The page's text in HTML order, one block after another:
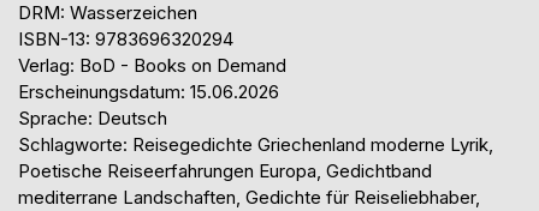
DRM: Wasserzeichen
ISBN-13: 9783696320294
Verlag: BoD - Books on Demand
Erscheinungsdatum: 15.06.2026
Sprache: Deutsch
Schlagworte: Reisegedichte Griechenland moderne Lyrik,
Poetische Reiseerfahrungen Europa, Gedichtband
mediterrane Landschaften, Gedichte für Reiseliebhaber,